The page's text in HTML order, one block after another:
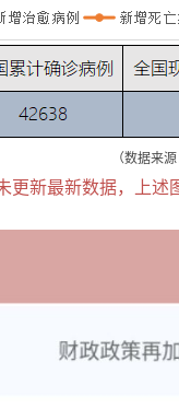
（数据来
更新最新数据，上述